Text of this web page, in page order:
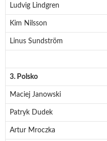
Ludvig Lindgren
Kim Nilsson
Linus Sundström
3. Polsko
Maciej Janowski
Patryk Dudek
Artur Mroczka